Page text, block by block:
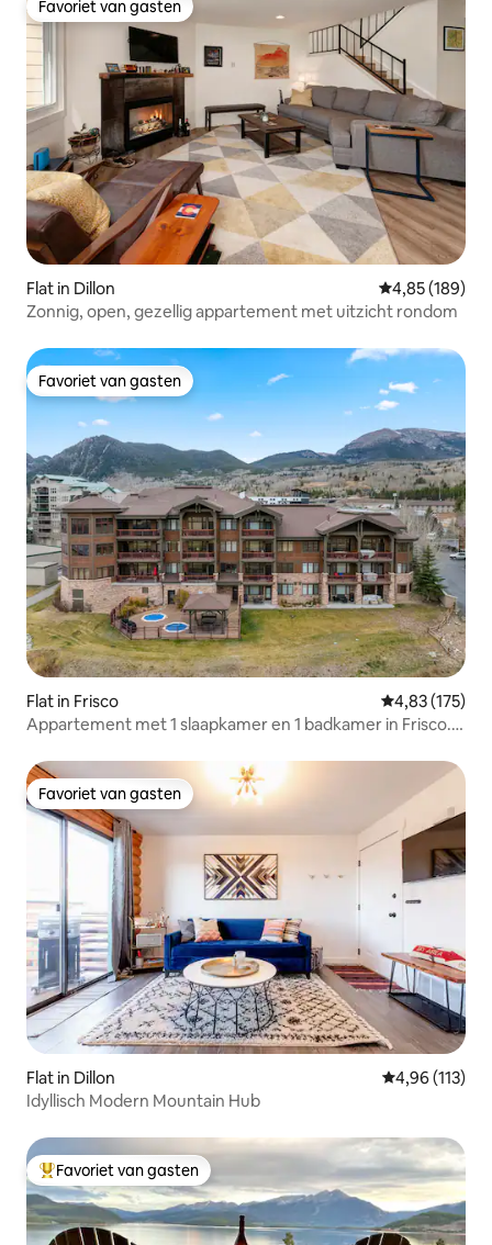
Favoriet van gasten
Favoriet van gasten
Flat in Dillon Gemiddelde
4,85 (189)
Zonnig, open, gezellig appartement met uitzicht rondom
Favoriet van gasten
Favoriet van gasten
Flat in Frisco Gemiddelde
4,83 (175)
Appartement met 1 slaapkamer en 1 badkamer in Frisco.
Favoriet van gasten
Favoriet van gasten
Flat in Dillon Gemiddelde
4,96 (113)
Idyllisch Modern Mountain Hub
Topfavoriet van gasten
Favoriet van gasten